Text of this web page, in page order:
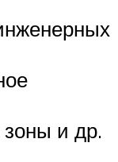
и др.